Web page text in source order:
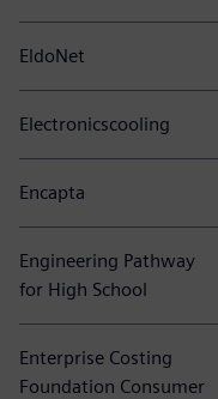
EldoNet
Electronicscooling
Encapta
Engineering Pathway
for High School
Enterprise Costing
Foundation Consumer